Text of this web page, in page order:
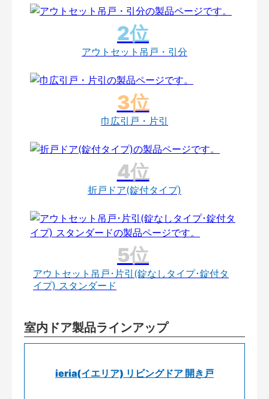
アウトセット吊戸・引分
巾広引戸・片引
折戸ドア(錠付タイプ)
アウトセット吊戸･片引(錠なしタイプ･錠付タ
イプ) スタンダード
室内ドア製品ラインアップ
ieria(イエリア) リビングドア 開き戸